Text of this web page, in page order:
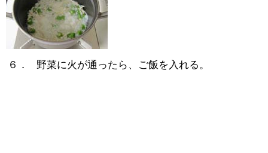
６． 野菜に火が通ったら、ご飯を入れる。